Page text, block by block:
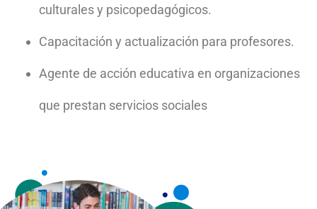
culturales y psicopedagógicos.
Capacitación y actualización para profesores.
Agente de acción educativa en organizaciones
que prestan servicios sociales